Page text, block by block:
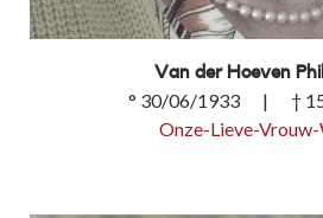
Van der Hoeven
° 30/06/1933 | †
Onze-Lieve-